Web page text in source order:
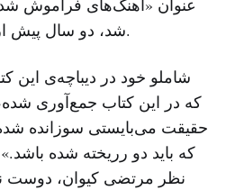
شد،‌ دو سال پیش از آشنایی او با نیما یوشیج.
شاملو خود در دیباچه‌ی این
که در این کتاب جمع‌آوری
حقیقت می‌بایستی سوزانده
که باید دو رریخته شده
نظر مرتضی کیوان، دوست